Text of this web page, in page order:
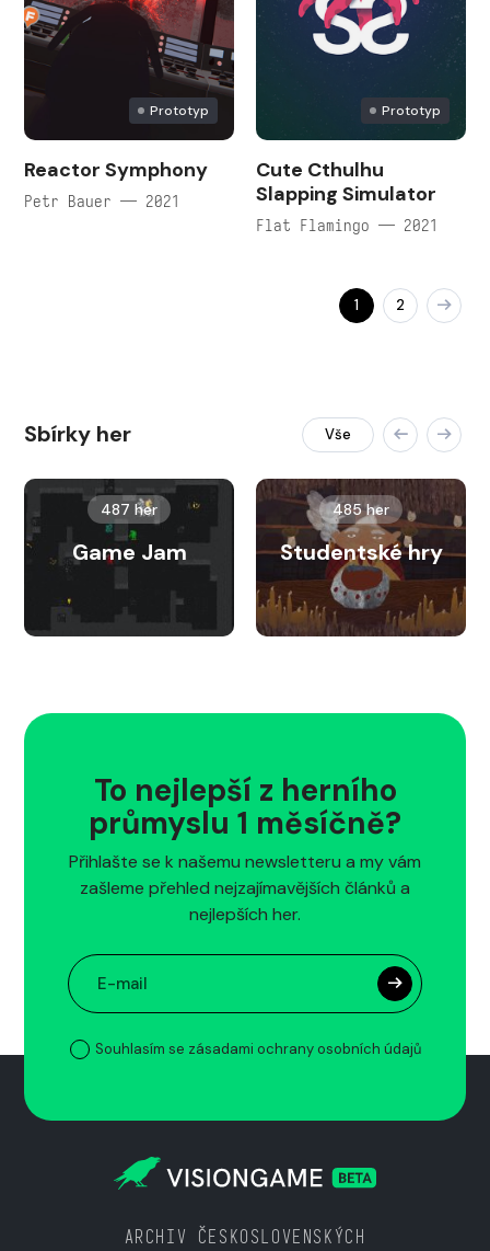
Prototyp
Reactor Symphony
Petr Bauer — 2021
Prototyp
Cute Cthulhu
Slapping Simulator
Flat Flamingo — 2021
1 2
Sbírky her Vše
487 her
Game Jam
485 her
Studentské hry
To nejlepší z herního
průmyslu 1 měsíčně?
Přihlašte se k našemu newsletteru a my vám
zašleme přehled nejzajímavějších článků a
nejlepších her.
Souhlasím se zásadami ochrany osobních údajů
ARCHIV ČESKOSLOVENSKÝCH